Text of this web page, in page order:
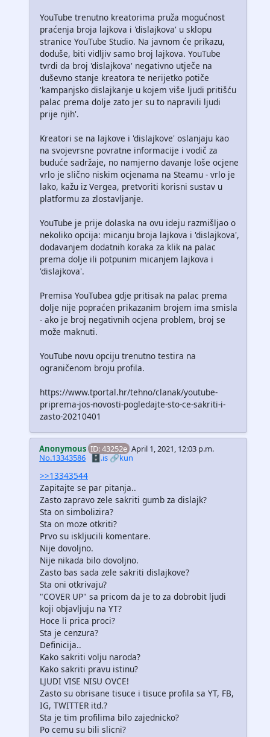
YouTube trenutno kreatorima pruža mogućnost
praćenja broja lajkova i 'dislajkova' u sklopu
stranice YouTube Studio. Na javnom će prikazu,
doduše, biti vidljiv samo broj lajkova. YouTube
tvrdi da broj 'dislajkova' negativno utječe na
duševno stanje kreatora te nerijetko potiče
'kampanjsko dislajkanje u kojem više ljudi pritišću
palac prema dolje zato jer su to napravili ljudi
prije njih'.
Kreatori se na lajkove i 'dislajkove' oslanjaju kao
na svojevrsne povratne informacije i vodič za
buduće sadržaje, no namjerno davanje loše ocjene
vrlo je slično niskim ocjenama na Steamu - vrlo je
lako, kažu iz Vergea, pretvoriti korisni sustav u
platformu za zlostavljanje.
YouTube je prije dolaska na ovu ideju razmišljao o
nekoliko opcija: micanju broja lajkova i 'dislajkova',
dodavanjem dodatnih koraka za klik na palac
prema dolje ili potpunim micanjem lajkova i
'dislajkova'.
Premisa YouTubea gdje pritisak na palac prema
dolje nije popraćen prikazanim brojem ima smisla
- ako je broj negativnih ocjena problem, broj se
može maknuti.
YouTube novu opciju trenutno testira na
ograničenom broju profila.
https://www.tportal.hr/tehno/clanak/youtube-
priprema-jos-novosti-pogledajte-sto-ce-sakriti-i-
zasto-20210401
Anonymous ID: 43252e April 1, 2021, 12:03 p.m.
No.13343586
🗄️.is 🔗kun
>>13343544
Zapitajte se par pitanja..
Zasto zapravo zele sakriti gumb za dislajk?
Sta on simbolizira?
Sta on moze otkriti?
Prvo su iskljucili komentare.
Nije dovoljno.
Nije nikada bilo dovoljno.
Zasto bas sada zele sakriti dislajkove?
Sta oni otkrivaju?
"COVER UP" sa pricom da je to za dobrobit ljudi
koji objavljuju na YT?
Hoce li prica proci?
Sta je cenzura?
Definicija..
Kako sakriti volju naroda?
Kako sakriti pravu istinu?
LJUDI VISE NISU OVCE!
Zasto su obrisane tisuce i tisuce profila sa YT, FB,
IG, TWITTER itd.?
Sta je tim profilima bilo zajednicko?
Po cemu su bili slicni?